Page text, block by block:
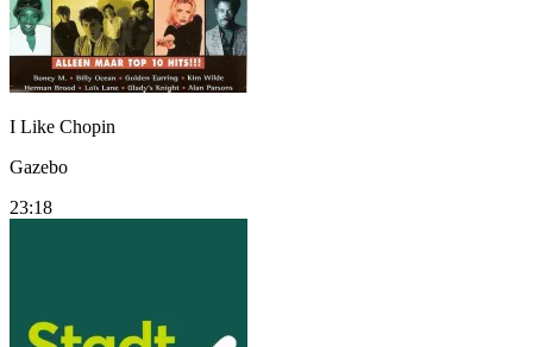
I Like Chopin
Gazebo
23:18